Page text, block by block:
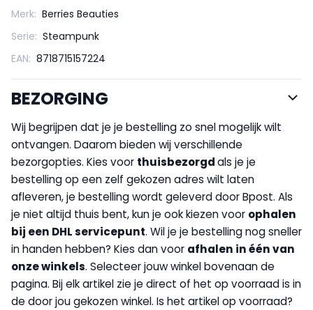
Merk: Berries Beauties
Serie: Steampunk
EAN: 8718715157224
BEZORGING
Wij begrijpen dat je je bestelling zo snel mogelijk wilt
ontvangen. Daarom bieden wij verschillende
bezorgopties. Kies voor thuisbezorgdals je je
bestelling op een zelf gekozen adres wilt laten
afleveren, je bestelling wordt geleverd door Bpost. Als
je niet altijd thuis bent, kun je ook kiezen voor ophalen
bij een DHL servicepunt. Wil je je bestelling nog sneller
in handen hebben? Kies dan voor afhalen in één van
onze winkels. Selecteer jouw winkel bovenaan de
pagina. Bij elk artikel zie je direct of het op voorraad is in
de door jou gekozen winkel. Is het artikel op voorraad?